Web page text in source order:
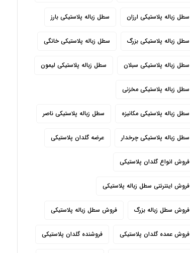
سطل زباله پلاستیکی ارزان سطل زباله پلاستیکی بارز
سطل زباله پلاستیکی بزرگ سطل زباله پلاستیکی خانگی
سطل زباله پلاستیکی سبلان سطل زباله پلاستیکی لیمون
سطل زباله پلاستیکی مخزنی
سطل زباله پلاستیکی مکانیزه سطل زباله پلاستیکی ناصر
سطل زباله پلاستیکی چرخدار عرضه گلدان پلاستیکی
فروش انواع گلدان پلاستیکی
فروش اینترنتی سطل زباله پلاستیکی
فروش سطل زباله بزرگ فروش سطل زباله پلاستیکی
فروش عمده گلدان پلاستیکی فروشنده گلدان پلاستیکی